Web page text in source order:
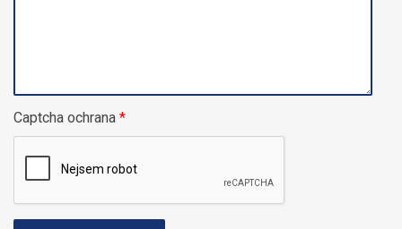
Captcha ochrana *